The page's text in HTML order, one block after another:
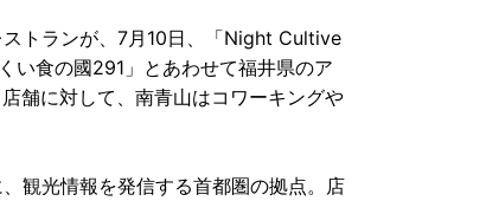
トランが、7月10日、「Night Cultive
い食の國291」とあわせて福井県のア
舗に対して、南青山はコワーキングや
観光情報を発信する首都圏の拠点。店